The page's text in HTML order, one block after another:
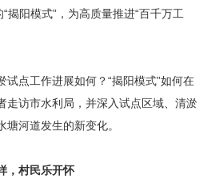
揭阳模式”，为高质量推进“百千万工
点工作进展如何？“揭阳模式”如何在
走访市水利局，并深入试点区域、清淤
河道发生的新变化。
村民乐开怀